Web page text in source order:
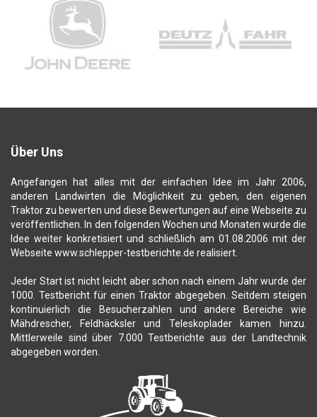
Über Uns
Angefangen hat alles mit der einfachen Idee im Jahr 2006,
anderen Landwirten die Möglichkeit zu geben, den eigenen
Traktor zu bewerten und diese Bewertungen auf eine Webseite zu
veröffentlichen. In den folgenden Wochen und Monaten wurde die
Idee weiter konkretisiert und schließlich am 01.08.2006 mit der
Webseite www.schlepper-testberichte.de realisiert.
Jeder Start ist nicht leicht aber schon nach einem Jahr wurde der
1000. Testbericht für einen Traktor abgegeben. Seitdem steigen
kontinuierlich die Besucherzahlen und andere Bereiche wie
Mähdrescher, Feldhäcksler und Teleskoplader kamen hinzu.
Mittlerweile sind über 7.000 Testberichte aus der Landtechnik
abgegeben worden.